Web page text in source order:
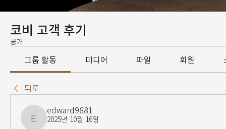
코비 고객 후기
공개
그룹 활동 미디어 파일 회원
뒤로
edward9881
edward9881
2025년 10월 16일